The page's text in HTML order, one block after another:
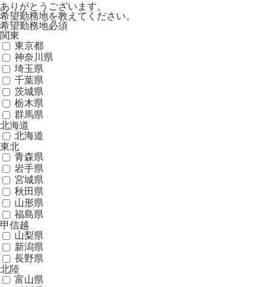
ありがとうございます。
希望勤務地を教えてください。
希望勤務地必須
関東
東京都
神奈川県
埼玉県
千葉県
茨城県
栃木県
群馬県
北海道
北海道
東北
青森県
岩手県
宮城県
秋田県
山形県
福島県
甲信越
山梨県
新潟県
長野県
北陸
富山県